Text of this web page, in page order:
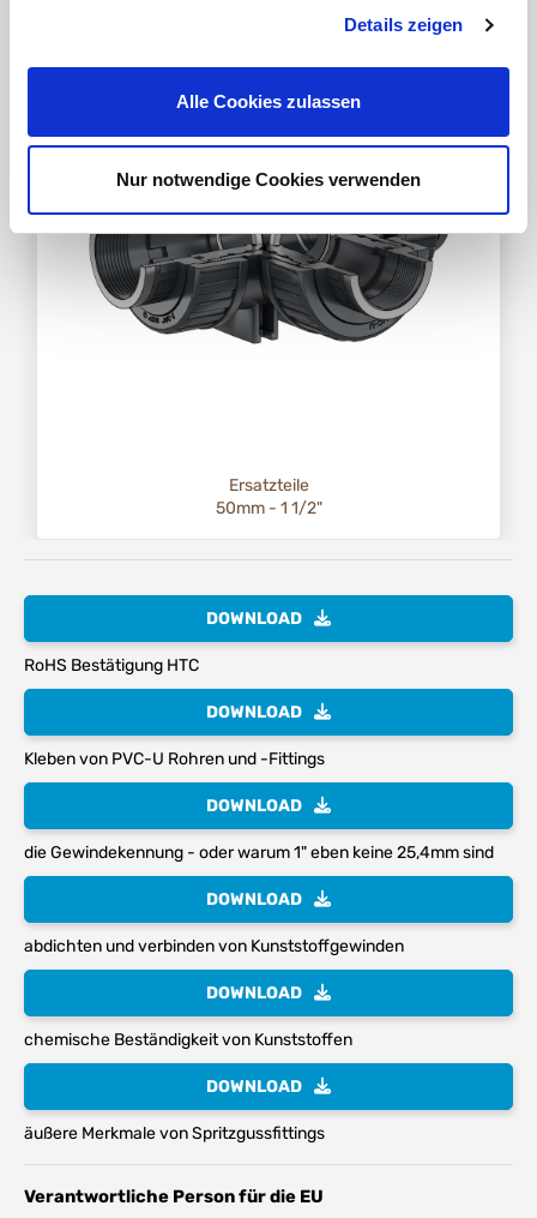
Details zeigen
Alle Cookies zulassen
Nur notwendige Cookies verwenden
Ersatzteile
50mm - 1 1/2"
DOWNLOAD
RoHS Bestätigung HTC
DOWNLOAD
Kleben von PVC-U Rohren und -Fittings
DOWNLOAD
die Gewindekennung - oder warum 1" eben keine 25,4mm sind
DOWNLOAD
abdichten und verbinden von Kunststoffgewinden
DOWNLOAD
chemische Beständigkeit von Kunststoffen
DOWNLOAD
äußere Merkmale von Spritzgussfittings
Verantwortliche Person für die EU